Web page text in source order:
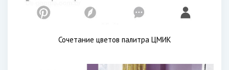
Сочетание цветов палитра ЦМИК